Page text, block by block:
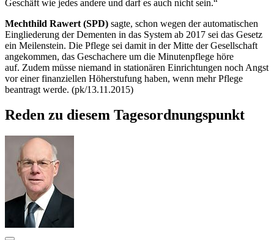
Geschäft wie jedes andere und darf es auch nicht sein.“
Mechthild Rawert (SPD) sagte, schon wegen der automatischen
Eingliederung der Dementen in das System ab 2017 sei das Gesetz
ein Meilenstein. Die Pflege sei damit in der Mitte der Gesellschaft
angekommen, das Geschachere um die Minutenpflege höre
auf. Zudem müsse niemand in stationären Einrichtungen noch Angst
vor einer finanziellen Höherstufung haben, wenn mehr Pflege
beantragt werde. (pk/13.11.2015)
Reden zu diesem Tagesordnungspunkt